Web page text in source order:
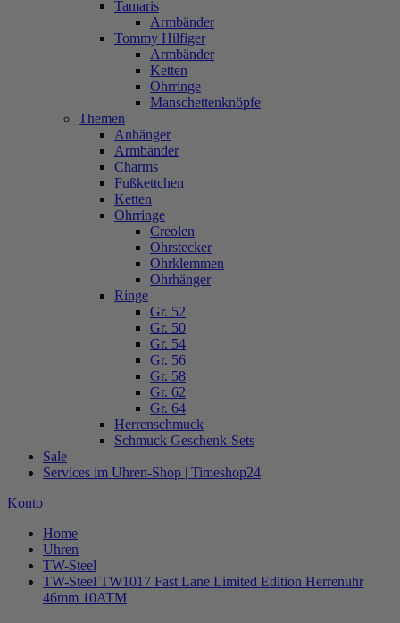
Tamaris
Armbänder
Tommy Hilfiger
Armbänder
Ketten
Ohrringe
Manschettenknöpfe
Themen
Anhänger
Armbänder
Charms
Fußkettchen
Ketten
Ohrringe
Creolen
Ohrstecker
Ohrklemmen
Ohrhänger
Ringe
Gr. 52
Gr. 50
Gr. 54
Gr. 56
Gr. 58
Gr. 62
Gr. 64
Herrenschmuck
Schmuck Geschenk-Sets
Sale
Services im Uhren-Shop | Timeshop24
Konto
Home
Uhren
TW-Steel
TW-Steel TW1017 Fast Lane Limited Edition Herrenuhr
46mm 10ATM